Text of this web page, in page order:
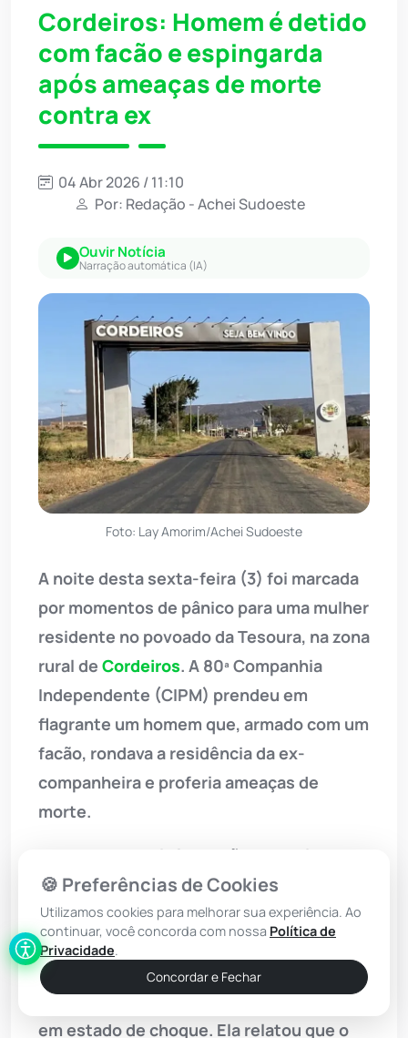
Cordeiros: Homem é detido
com facão e espingarda
após ameaças de morte
contra ex
04 Abr 2026 / 11:10
Por: Redação - Achei Sudoeste
Ouvir Notícia
Narração automática (IA)
Foto: Lay Amorim/Achei Sudoeste
A noite desta sexta-feira (3) foi marcada
por momentos de pânico para uma mulher
residente no povoado da Tesoura, na zona
rural de Cordeiros. A 80ª Companhia
Independente (CIPM) prendeu em
flagrante um homem que, armado com um
facão, rondava a residência da ex-
companheira e proferia ameaças de
morte.
De acordo com informações da unidade
policial ao site Achei Sudoeste, a
guarnição foi acionada por volta das
19h30 para averiguar a denúncia de
violência doméstica. Ao chegarem ao
local, os policiais encontraram a vítima
em estado de choque. Ela relatou que o
🍪 Preferências de Cookies
Utilizamos cookies para melhorar sua experiência. Ao
continuar, você concorda com nossa Política de
Privacidade.
Concordar e Fechar